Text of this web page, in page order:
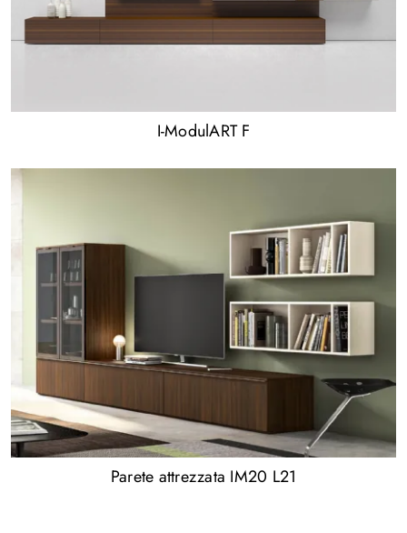
I-ModulART F
Parete attrezzata IM20 L21